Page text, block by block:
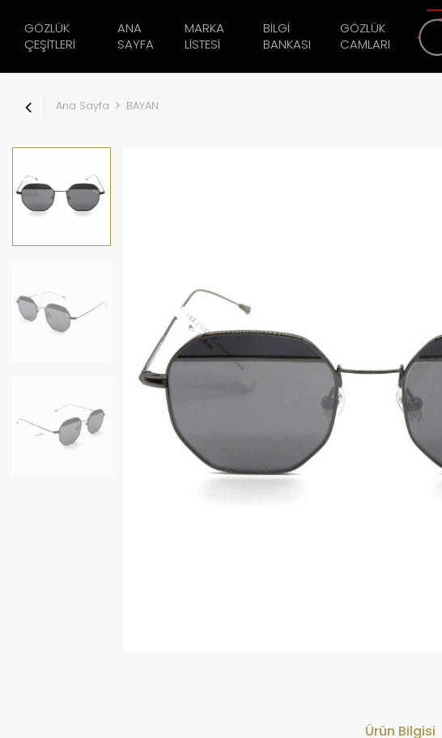
GÖZLÜK
ÇEŞITLERI
ANA
SAYFA
MARKA
LISTESI
BILGI
BANKASI
GÖZLÜK
CAMLARI
Ana Sayfa BAYAN
Ürün Bilgisi